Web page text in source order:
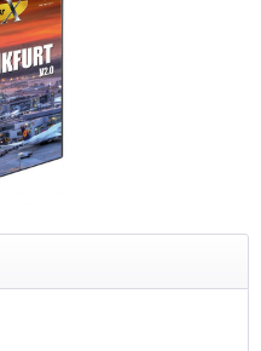
Mega Airport Berlin